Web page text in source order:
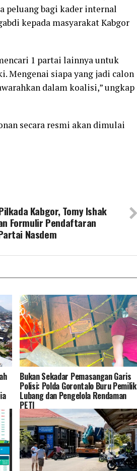
peluang bagi kader internal
kepada masyarakat Kabgor
1 partai lainnya untuk
Mengenai siapa yang jadi calon
dalam koalisi,” ungkap
secara resmi akan dimulai
Kabgor, Tomy Ishak
Formulir Pendaftaran
Nasdem
Bukan Sekadar Pemasangan Garis
Polisi: Polda Gorontalo Buru Pemilik
Lubang dan Pengelola Rendaman
PETI